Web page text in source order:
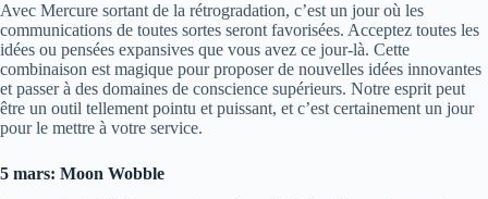
Avec Mercure sortant de la rétrogradation, c’est un jour où les
communications de toutes sortes seront favorisées. Acceptez toutes les
idées ou pensées expansives que vous avez ce jour-là. Cette
combinaison est magique pour proposer de nouvelles idées innovantes
et passer à des domaines de conscience supérieurs. Notre esprit peut
être un outil tellement pointu et puissant, et c’est certainement un jour
pour le mettre à votre service.
5 mars: Moon Wobble